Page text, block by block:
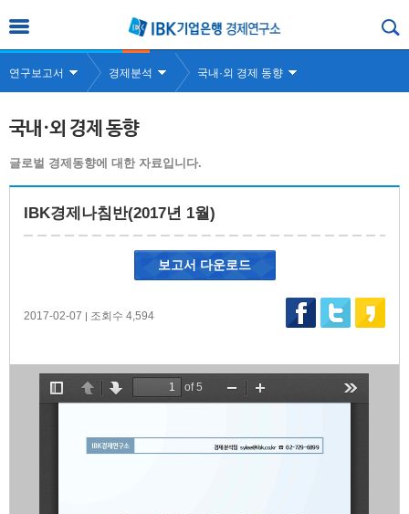
연구보고서 경제분석 국내·외 경제 동향
국내·외 경제 동향
글로벌 경제동향에 대한 자료입니다.
IBK경제나침반(2017년 1월)
2017-02-07 | 조회수 4,594
보고서 다운로드